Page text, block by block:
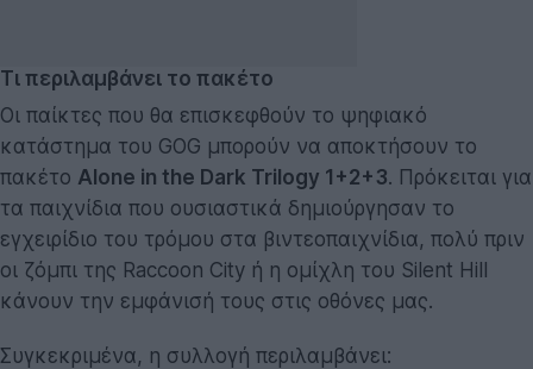
Τι περιλαμβάνει το πακέτο
Οι παίκτες που θα επισκεφθούν το ψηφιακό
κατάστημα του GOG μπορούν να αποκτήσουν το
πακέτο Alone in the Dark Trilogy 1+2+3. Πρόκειται για
τα παιχνίδια που ουσιαστικά δημιούργησαν το
εγχειρίδιο του τρόμου στα βιντεοπαιχνίδια, πολύ πριν
οι ζόμπι της Raccoon City ή η ομίχλη του Silent Hill
κάνουν την εμφάνισή τους στις οθόνες μας.
Συγκεκριμένα, η συλλογή περιλαμβάνει: